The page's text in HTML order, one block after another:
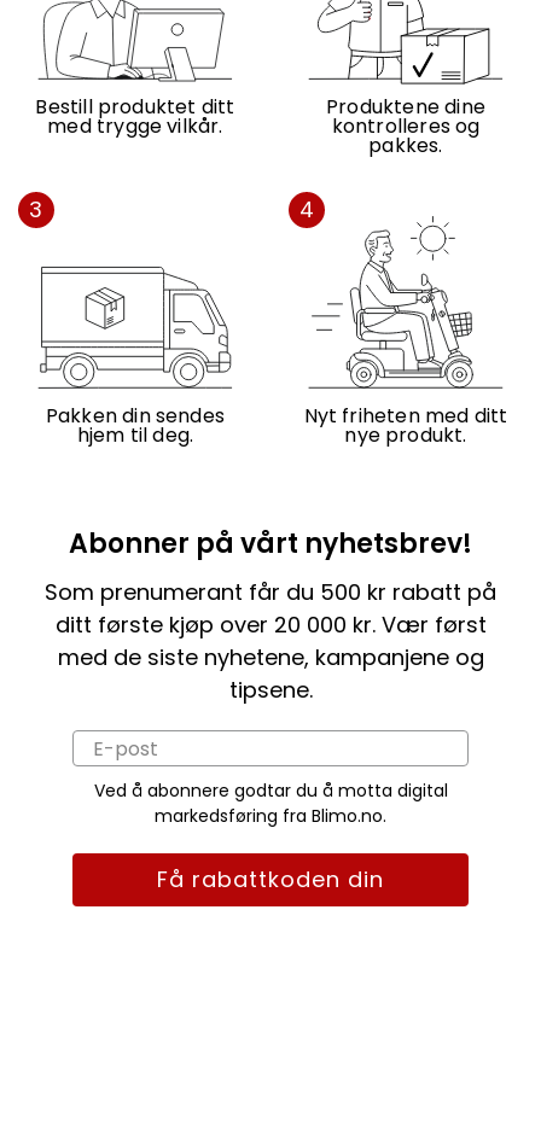
Bestill produktet ditt
med trygge vilkår.
Produktene dine
kontrolleres og
pakkes.
3
Pakken din sendes
hjem til deg.
4
Nyt friheten med ditt
nye produkt.
Abonner på vårt nyhetsbrev!
Som prenumerant får du 500 kr rabatt på
ditt første kjøp over 20 000 kr. Vær først
med de siste nyhetene, kampanjene og
tipsene.
Ved å abonnere godtar du å motta digital
markedsføring fra Blimo.no.
Få rabattkoden din